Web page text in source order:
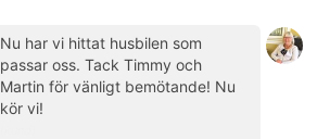
Nu har vi hittat husbilen som
passar oss. Tack Timmy och
Martin för vänligt bemötande! Nu
kör vi!